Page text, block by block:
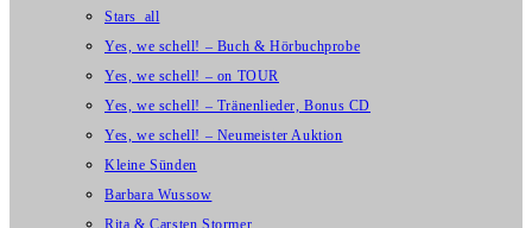
Stars_all
Yes, we schell! – Buch & Hörbuchprobe
Yes, we schell! – on TOUR
Yes, we schell! – Tränenlieder, Bonus CD
Yes, we schell! – Neumeister Auktion
Kleine Sünden
Barbara Wussow
Rita & Carsten Stormer